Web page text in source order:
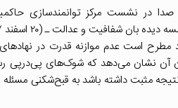
صدا در نشست مرکز توانمندسازی
مطرح است عدم موازنه قدرت در
آن نشان می‌دهد که شوک‌های پی‌درپی
مثبت داشته باشد به قبح‌شکنی